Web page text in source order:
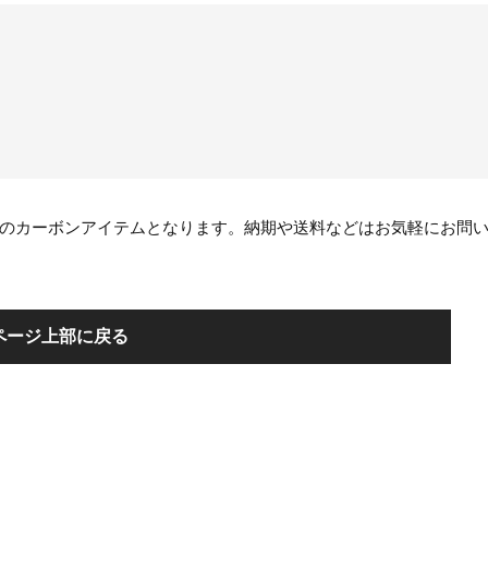
カーボンアイテムとなります。納期や送料などはお気軽にお問い
ージ上部に戻る